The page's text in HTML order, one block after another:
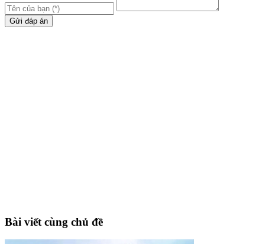
Gửi đáp án
Bài viết cùng chủ đề